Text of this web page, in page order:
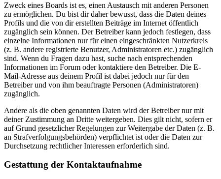
Zweck eines Boards ist es, einen Austausch mit anderen Personen
zu ermöglichen. Du bist dir daher bewusst, dass die Daten deines
Profils und die von dir erstellten Beiträge im Internet öffentlich
zugänglich sein können. Der Betreiber kann jedoch festlegen, dass
einzelne Informationen nur für einen eingeschränkten Nutzerkreis
(z. B. andere registrierte Benutzer, Administratoren etc.) zugänglich
sind. Wenn du Fragen dazu hast, suche nach entsprechenden
Informationen im Forum oder kontaktiere den Betreiber. Die E-
Mail-Adresse aus deinem Profil ist dabei jedoch nur für den
Betreiber und von ihm beauftragte Personen (Administratoren)
zugänglich.
Andere als die oben genannten Daten wird der Betreiber nur mit
deiner Zustimmung an Dritte weitergeben. Dies gilt nicht, sofern er
auf Grund gesetzlicher Regelungen zur Weitergabe der Daten (z. B.
an Strafverfolgungsbehörden) verpflichtet ist oder die Daten zur
Durchsetzung rechtlicher Interessen erforderlich sind.
Gestattung der Kontaktaufnahme